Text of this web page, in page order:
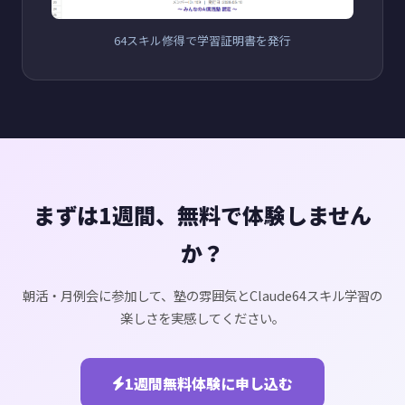
64スキル修得で学習証明書を発行
まずは1週間、無料で体験しません
か？
朝活・月例会に参加して、塾の雰囲気とClaude64スキル学習の
楽しさを実感してください。
1週間無料体験に申し込む